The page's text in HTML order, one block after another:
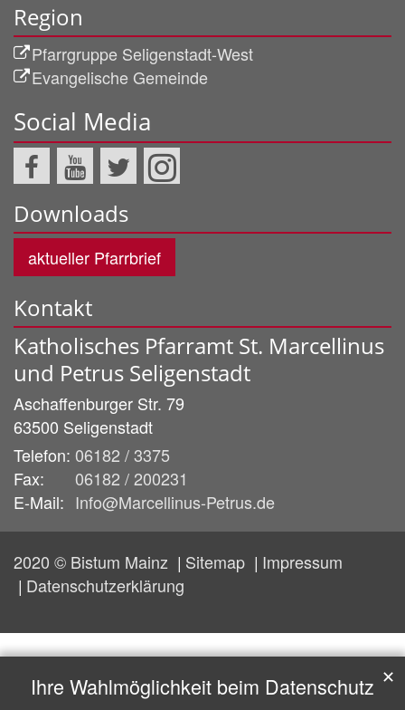
Region
Pfarrgruppe Seligenstadt-West
Evangelische Gemeinde
Social Media
Downloads
aktueller Pfarrbrief
Kontakt
Katholisches Pfarramt St. Marcellinus
und Petrus Seligenstadt
Aschaffenburger Str. 79
63500 Seligenstadt
Telefon: 06182 / 3375
Fax:
06182 / 200231
E-Mail: Info@Marcellinus-Petrus.de
2020 © Bistum Mainz Sitemap
Impressum
Datenschutzerklärung
Ihre Wahlmöglichkeit beim Datenschutz ✕